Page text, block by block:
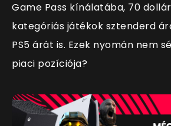
Game Pass kínálatába, 70
kategóriás játékok sztenderd
PS5 árát is. Ezek nyomán nem
piaci pozíciója?